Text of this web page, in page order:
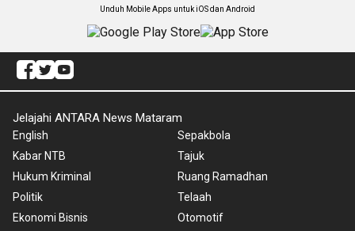
Unduh Mobile Apps untuk iOS dan Android
Jelajahi ANTARA News Mataram
English
Kabar NTB
Hukum Kriminal
Politik
Ekonomi Bisnis
Sepakbola
Tajuk
Ruang Ramadhan
Telaah
Otomotif